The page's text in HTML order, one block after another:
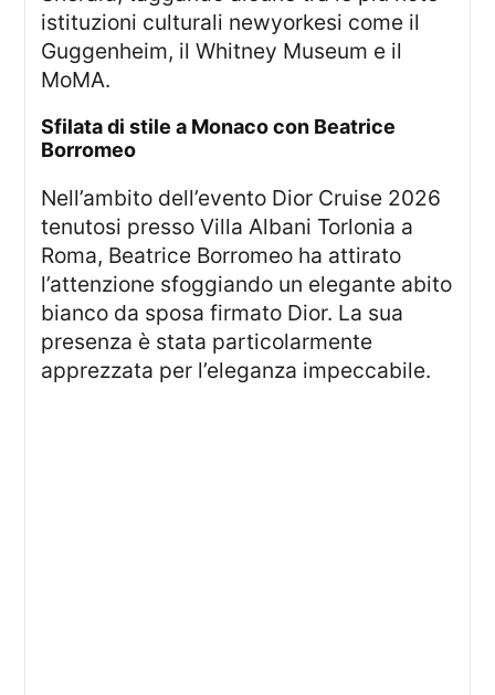
istituzioni culturali newyorkesi come il
Guggenheim, il Whitney Museum e il
MoMA.
Sfilata di stile a Monaco con Beatrice
Borromeo
Nell’ambito dell’evento Dior Cruise 2026
tenutosi presso Villa Albani Torlonia a
Roma, Beatrice Borromeo ha attirato
l’attenzione sfoggiando un elegante abito
bianco da sposa firmato Dior. La sua
presenza è stata particolarmente
apprezzata per l’eleganza impeccabile.